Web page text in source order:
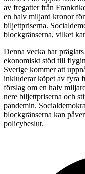
av fregatter från
en halv miljard kronor
biljettpriserna.
blockgränserna, vilket
Denna vecka har
ekonomiskt stöd till
Sverige kommer att
inkluderar köpet av fyra
förslag om en halv
nere biljettpriserna och
pandemin.
blockgränserna kan
policybeslut.